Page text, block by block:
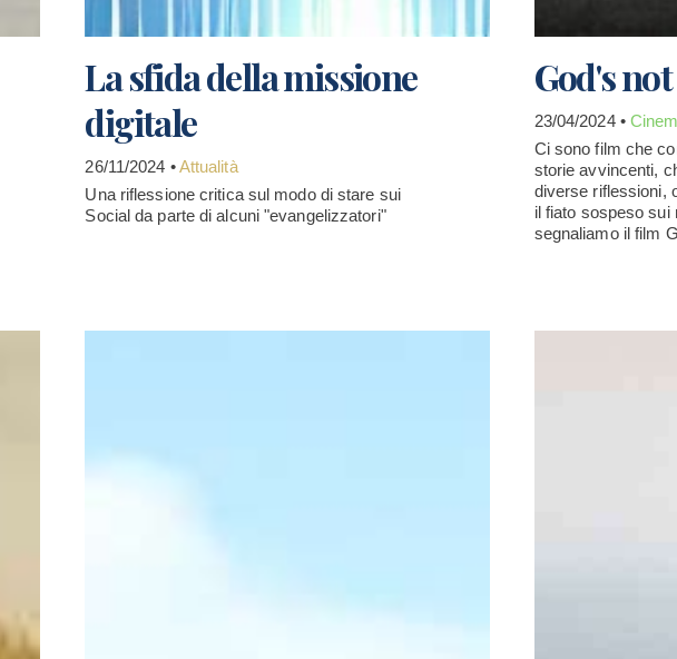
La sfida della missione
digitale
26/11/2024 •Attualità
Una riflessione critica sul modo di stare sui
Social da parte di alcuni "evangelizzatori"
God's
23/04/2024 •
Ci sono film che
storie avvincenti,
diverse riflessioni,
il fiato sospeso
segnaliamo il film